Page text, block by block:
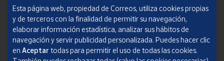
Política de cookies
Aviso legal
Condiciones del servicio
Esta página web, propiedad de Correos, utiliza cookies propias
y de terceros con la finalidad de permitir su navegación,
elaborar información estadística, analizar sus hábitos de
navegación y servir publicidad personalizada. Puedes hacer clic
en Aceptar todas para permitir el uso de todas las cookies.